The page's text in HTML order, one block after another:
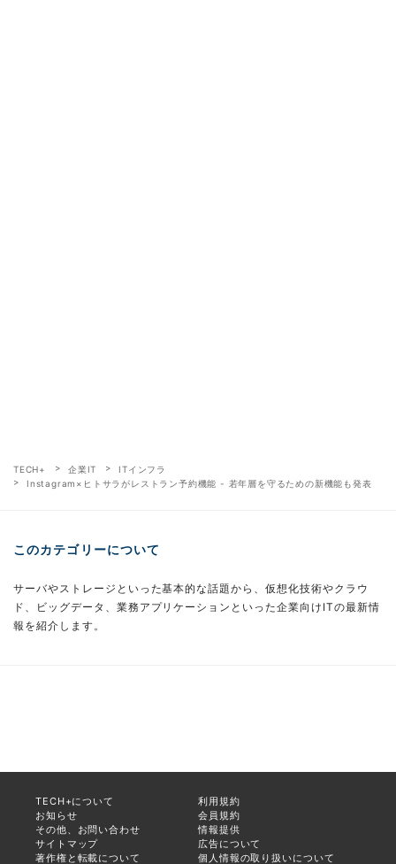
TECH+ 企業IT
ITインフラ
Instagram×ヒトサラがレストラン予約機能 - 若年層を守るための新機能も発表
このカテゴリーについて
サーバやストレージといった基本的な話題から、仮想化技術やクラウ
ド、ビッグデータ、業務アプリケーションといった企業向けITの最新情
報を紹介します。
TECH+について
利用規約
お知らせ
会員規約
その他、お問い合わせ
情報提供
サイトマップ
広告について
著作権と転載について
個人情報の取り扱いについて